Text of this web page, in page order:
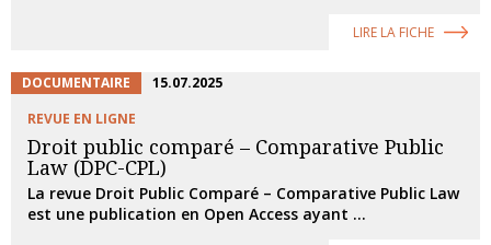
LIRE LA FICHE
DOCUMENTAIRE
15.07.2025
REVUE EN LIGNE
Droit public comparé – Comparative Public
Law (DPC-CPL)
La revue Droit Public Comparé – Comparative Public Law
est une publication en Open Access ayant ...